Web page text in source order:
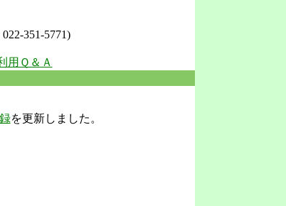
351-5771)
用Ｑ＆Ａ
を更新しました。